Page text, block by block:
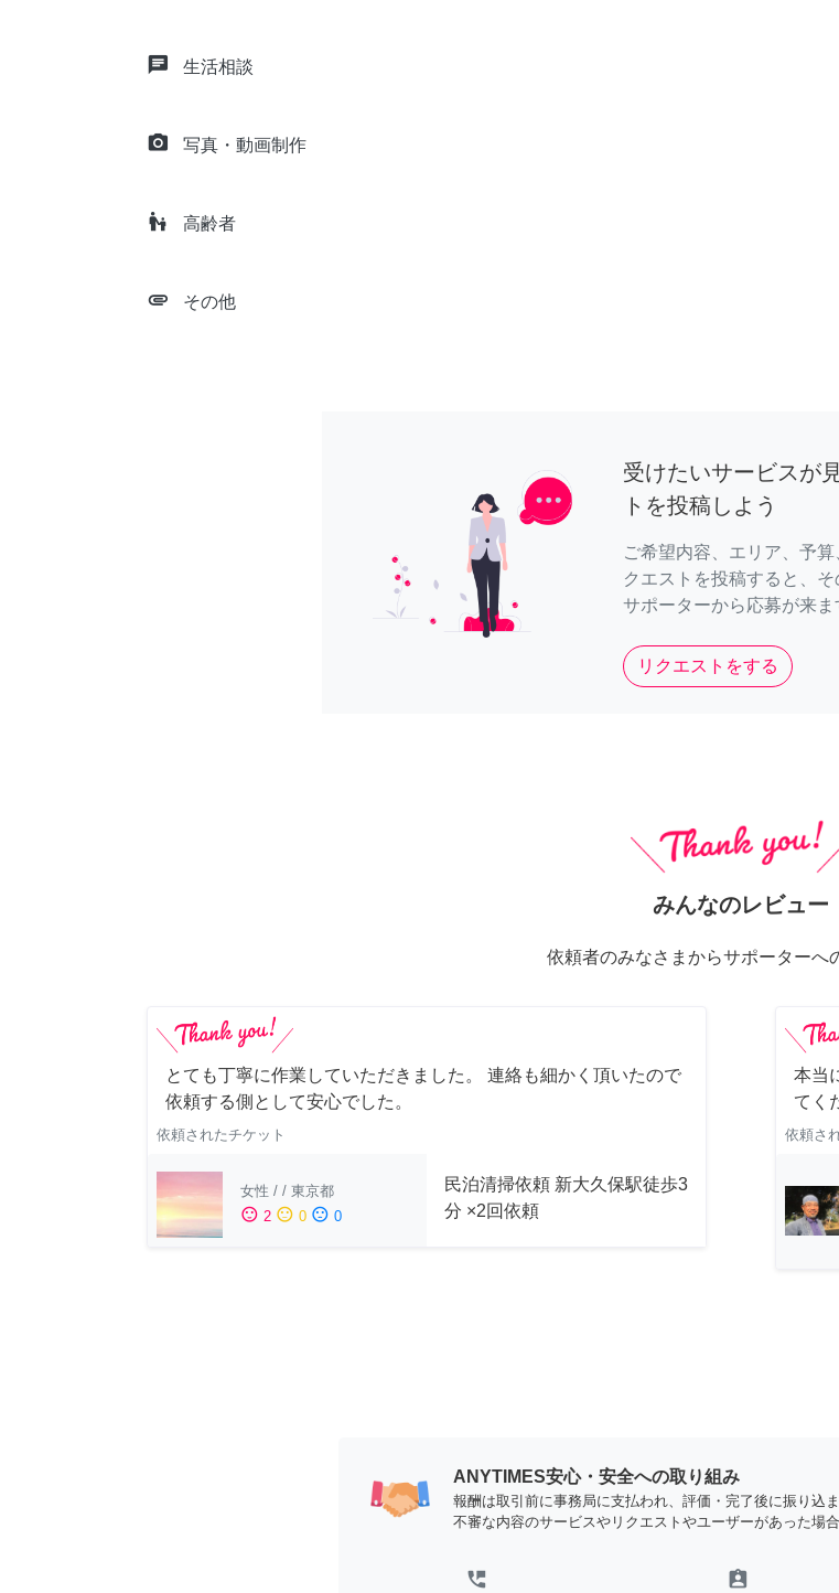
chat 生活相談
camera_alt 写真・動画制作
escalator_warning 高齢者
attachment その他
受けたいサービスが
トを投稿しよう
ご希望内容、エリア、予
クエストを投稿すると、
サポーターから応募が来ま
リクエストをする
みんなのレビュー
依頼者のみなさまからサポーターへ
とても丁寧に作業していただきました。 連絡も細かく頂いたので
依頼する側として安心でした。
依頼されたチケット
女性 / / 東京都
sentiment_satisfied 2 sentiment_neutral 0 sentiment_dissatisfied 0
民泊清掃依頼 新大久保駅徒歩3
分 ×2回依頼
本当
てく
依頼さ
ANYTIMES安心・安全への取り組み
報酬は取引前に事務局に支払われ、評価・完了後に振り込
不審な内容のサービスやリクエストやユーザーがあった場
perm_phone_msg assignment_ind